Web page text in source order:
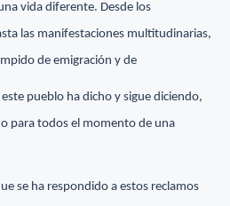
vida diferente. Desde los
las manifestaciones multitudinarias,
de emigración y de
pueblo ha dicho y sigue diciendo,
para todos el momento de una
se ha respondido a estos reclamos